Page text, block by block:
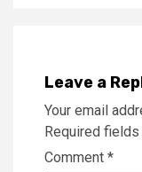
Leave a
Your email
Required fields
Comment *